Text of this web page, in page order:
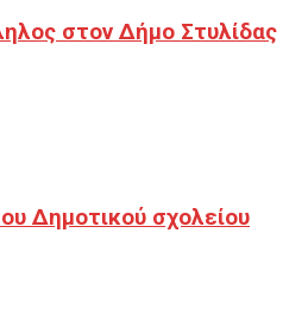
στον Δήμο Στυλίδας
Δημοτικού σχολείου